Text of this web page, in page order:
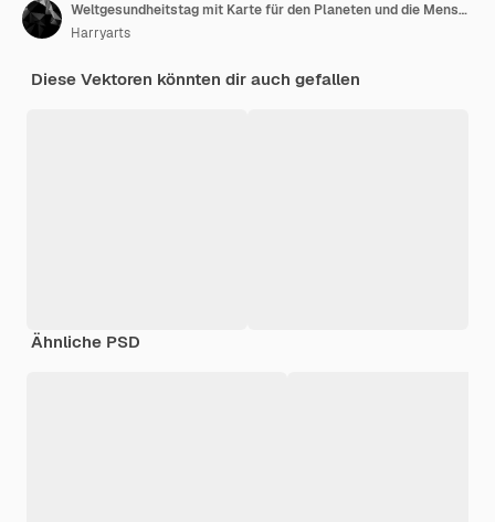
Weltgesundheitstag mit Karte für den Planeten und die Menschen
Harryarts
Diese Vektoren könnten dir auch gefallen
Ähnliche PSD